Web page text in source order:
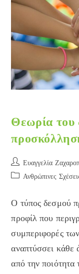
Θεωρία του
Post
author:
Ευαγγελία
Post Ανθρώπινες
Ο τύπος δεσμού
προφίλ που
συμπεριφορές
αναπτύσσει κάθε
από την ποιότητα